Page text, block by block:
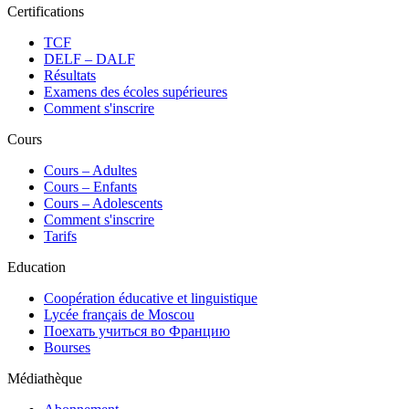
Certifications
TCF
DELF – DALF
Résultats
Examens des écoles supérieures
Comment s'inscrire
Cours
Сours – Adultes
Cours – Enfants
Cours – Adolescents
Comment s'inscrire
Tarifs
Education
Coopération éducative et linguistique
Lycée français de Moscou
Поехать учиться во Францию
Bourses
Médiathèque